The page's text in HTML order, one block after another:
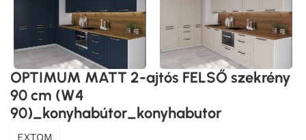
OPTIMUM MATT 2-ajtós FELSŐ szekrény
90 cm (W4
90)_konyhabútor_konyhabutor
EXTOM